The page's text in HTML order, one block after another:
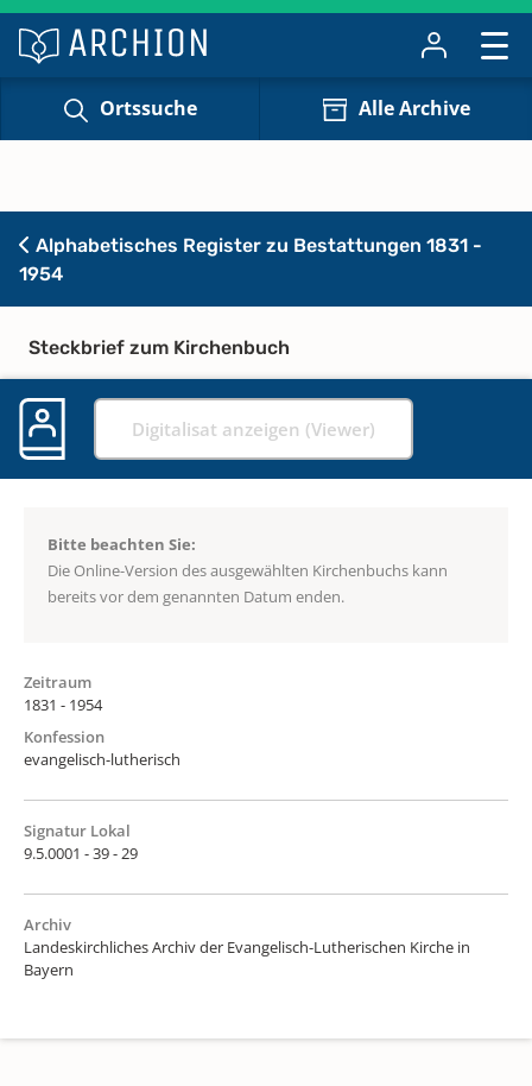
Ortssuche Alle Archive
Alphabetisches Register zu Bestattungen 1831 -
1954
Steckbrief zum Kirchenbuch
Digitalisat anzeigen (Viewer)
Bitte beachten Sie:
Die Online-Version des ausgewählten Kirchenbuchs kann
bereits vor dem genannten Datum enden.
Zeitraum
1831 - 1954
Konfession
evangelisch-lutherisch
Signatur Lokal
9.5.0001 - 39 - 29
Archiv
Landeskirchliches Archiv der Evangelisch-Lutherischen Kirche in
Bayern